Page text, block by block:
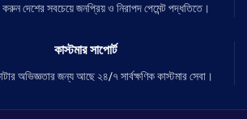
দেশের সবচেয়ে জনপ্রিয় ও নিরাপদ পেমেন্ট পদ্ধতিতে।
কাস্টমার সাপোর্ট
অভিজ্ঞতার জন্য আছে ২৪/৭ সার্বক্ষণিক কাস্টমার সেবা।